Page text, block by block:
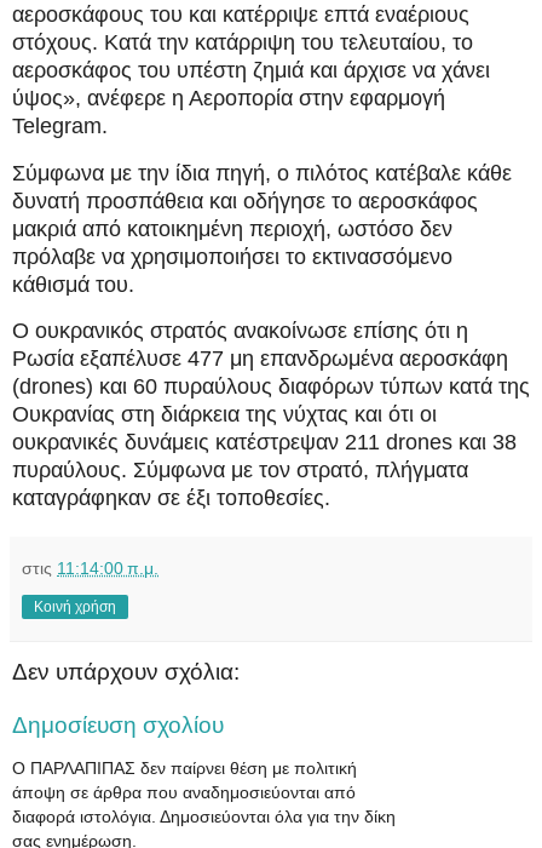
αεροσκάφους του και κατέρριψε επτά εναέριους
στόχους. Κατά την κατάρριψη του τελευταίου, το
αεροσκάφος του υπέστη ζημιά και άρχισε να χάνει
ύψος», ανέφερε η Αεροπορία στην εφαρμογή
Telegram.
Σύμφωνα με την ίδια πηγή, ο πιλότος κατέβαλε κάθε
δυνατή προσπάθεια και οδήγησε το αεροσκάφος
μακριά από κατοικημένη περιοχή, ωστόσο δεν
πρόλαβε να χρησιμοποιήσει το εκτινασσόμενο
κάθισμά του.
Ο ουκρανικός στρατός ανακοίνωσε επίσης ότι η
Ρωσία εξαπέλυσε 477 μη επανδρωμένα αεροσκάφη
(drones) και 60 πυραύλους διαφόρων τύπων κατά της
Ουκρανίας στη διάρκεια της νύχτας και ότι οι
ουκρανικές δυνάμεις κατέστρεψαν 211 drones και 38
πυραύλους. Σύμφωνα με τον στρατό, πλήγματα
καταγράφηκαν σε έξι τοποθεσίες.
στις 11:14:00 π.μ.
Κοινή χρήση
Δεν υπάρχουν σχόλια:
Δημοσίευση σχολίου
Ο ΠΑΡΛΑΠΙΠΑΣ δεν παίρνει θέση με πολιτική
άποψη σε άρθρα που αναδημοσιεύονται από
διαφορά ιστολόγια. Δημοσιεύονται όλα για την δίκη
σας ενημέρωση.